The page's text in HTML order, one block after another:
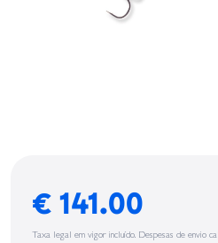
€ 141.00
Taxa legal em vigor incluído. Despesas de envio